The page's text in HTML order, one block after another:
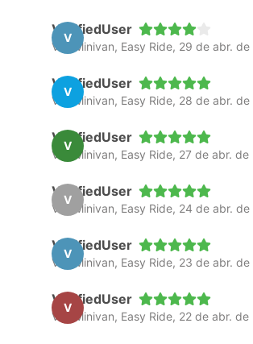
V
VerifiedUser
Van Minivan, Easy Ride, 29 de abr.
V
VerifiedUser
Van Minivan, Easy Ride, 28 de abr.
V
VerifiedUser
Van Minivan, Easy Ride, 27 de abr. de
V
VerifiedUser
Van Minivan, Easy Ride, 24 de abr.
V
VerifiedUser
Van Minivan, Easy Ride, 23 de abr.
V
VerifiedUser
Van Minivan, Easy Ride, 22 de abr. de